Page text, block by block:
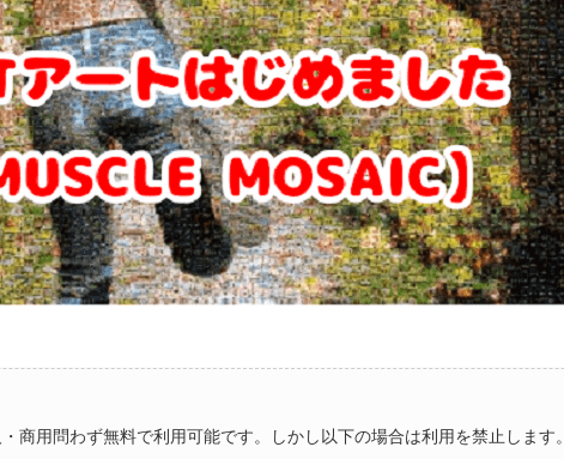
商用問わず無料で利用可能です。しかし以下の場合は利用を禁止します。